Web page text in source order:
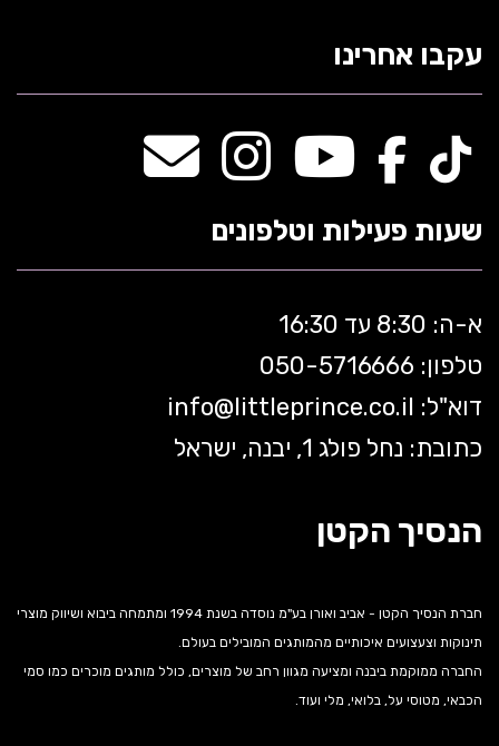
עקבו אחרינו
שעות פעילות וטלפונים
א-ה: 8:30 עד 16:30
טלפון: 050-5 716666
דוא"ל:
info@littleprince.co.il
כתובת: נחל פולג 1, יבנה, ישראל
הנסיך הקטן
חברת הנסיך הקטן - אביב ואורן בע"מ נוסדה בשנת 1994 ומתמחה ביבוא ושיווק מוצרי
תינוקות וצעצועים איכותיים מהמותגים המובילים בעולם.
החברה ממוקמת ביבנה ומציעה מגוון רחב של מוצרים, כולל מותגים מוכרים כמו סמי
הכבאי, מטוסי על, בלואי, מלי ועוד.